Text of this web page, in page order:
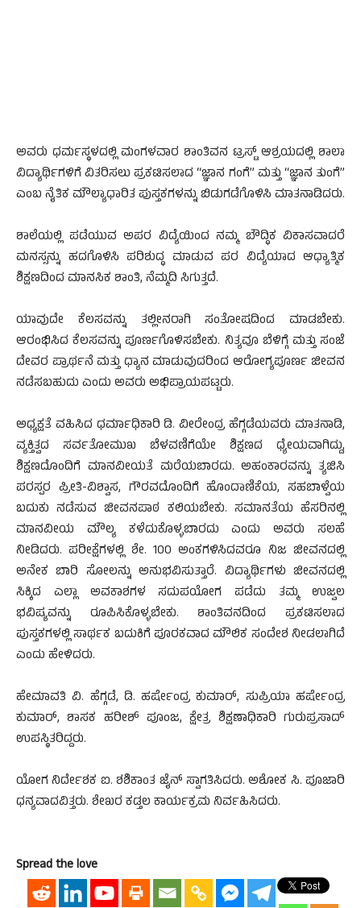
ಅವರು ಧರ್ಮಸ್ಥಳದಲ್ಲಿ ಮಂಗಳವಾರ ಶಾಂತಿವನ ಟ್ರಸ್ಟ್ ಆಶ್ರಯದಲ್ಲಿ ಶಾಲಾ
ವಿದ್ಯಾರ್ಥಿಗಳಿಗೆ ವಿತರಿಸಲು ಪ್ರಕಟಿಸಲಾದ “ಜ್ಞಾನ ಗಂಗೆ” ಮತ್ತು “ಜ್ಞಾನ ತುಂಗೆ”
ಎಂಬ ನೈತಿಕ ಮೌಲ್ಯಾಧಾರಿತ ಪುಸ್ತಕಗಳನ್ನು ಬಿಡುಗಡೆಗೊಳಿಸಿ ಮಾತನಾಡಿದರು.
ಶಾಲೆಯಲ್ಲಿ ಪಡೆಯುವ ಅಪರ ವಿದ್ಯೆಯಿಂದ ನಮ್ಮ ಬೌದ್ಧಿಕ ವಿಕಾಸವಾದರೆ
ಮನಸ್ಸನ್ನು ಹದಗೊಳಿಸಿ ಪರಿಶುದ್ಧ ಮಾಡುವ ಪರ ವಿದ್ಯೆಯಾದ ಆಧ್ಯಾತ್ಮಿಕ
ಶಿಕ್ಷಣದಿಂದ ಮಾನಸಿಕ ಶಾಂತಿ, ನೆಮ್ಮದಿ ಸಿಗುತ್ತದೆ.
ಯಾವುದೇ ಕೆಲಸವನ್ನು ತಲ್ಲೀನರಾಗಿ ಸಂತೋಷದಿಂದ ಮಾಡಬೇಕು.
ಆರಂಭಿಸಿದ ಕೆಲಸವನ್ನು ಪೂರ್ಣಗೊಳಿಸಬೇಕು. ನಿತ್ಯವೂ ಬೆಳಿಗ್ಗೆ ಮತ್ತು ಸಂಜೆ
ದೇವರ ಪ್ರಾರ್ಥನೆ ಮತ್ತು ಧ್ಯಾನ ಮಾಡುವುದರಿಂದ ಆರೋಗ್ಯಪೂರ್ಣ ಜೀವನ
ನಡೆಸಬಹುದು ಎಂದು ಅವರು ಅಭಿಪ್ರಾಯಪಟ್ಟರು.
ಅಧ್ಯಕ್ಷತೆ ವಹಿಸಿದ ಧರ್ಮಾಧಿಕಾರಿ ಡಿ. ವೀರೇಂದ್ರ ಹೆಗ್ಗಡೆಯವರು ಮಾತನಾಡಿ,
ವ್ಯಕ್ತಿತ್ವದ ಸರ್ವತೋಮುಖ ಬೆಳವಣಿಗೆಯೇ ಶಿಕ್ಷಣದ ಧ್ಯೇಯವಾಗಿದ್ದು,
ಶಿಕ್ಷಣದೊಂದಿಗೆ ಮಾನವೀಯತೆ ಮರೆಯಬಾರದು. ಅಹಂಕಾರವನ್ನು ತ್ಯಜಿಸಿ
ಪರಸ್ಪರ ಪ್ರೀತಿ-ವಿಶ್ವಾಸ, ಗೌರವದೊಂದಿಗೆ ಹೊಂದಾಣಿಕೆಯ, ಸಹಬಾಳ್ವೆಯ
ಬದುಕು ನಡೆಸುವ ಜೀವನಪಾಠ ಕಲಿಯಬೇಕು. ಸಮಾನತೆಯ ಹೆಸರಿನಲ್ಲಿ
ಮಾನವೀಯ ಮೌಲ್ಯ ಕಳೆದುಕೊಳ್ಳಬಾರದು ಎಂದು ಅವರು ಸಲಹೆ
ನೀಡಿದರು. ಪರೀಕ್ಷೆಗಳಲ್ಲಿ ಶೇ. 100 ಅಂಕಗಳಿಸಿದವರೂ ನಿಜ ಜೀವನದಲ್ಲಿ
ಅನೇಕ ಬಾರಿ ಸೋಲನ್ನು ಅನುಭವಿಸುತ್ತಾರೆ. ವಿದ್ಯಾರ್ಥಿಗಳು ಜೀವನದಲ್ಲಿ
ಸಿಕ್ಕಿದ ಎಲ್ಲಾ ಅವಕಾಶಗಳ ಸದುಪಯೋಗ ಪಡೆದು ತಮ್ಮ ಉಜ್ವಲ
ಭವಿಷ್ಯವನ್ನು ರೂಪಿಸಿಕೊಳ್ಳಬೇಕು. ಶಾಂತಿವನದಿಂದ ಪ್ರಕಟಿಸಲಾದ
ಪುಸ್ತಕಗಳಲ್ಲಿ ಸಾರ್ಥಕ ಬದುಕಿಗೆ ಪೂರಕವಾದ ಮೌಲಿಕ ಸಂದೇಶ ನೀಡಲಾಗಿದೆ
ಎಂದು ಹೇಳಿದರು.
ಹೇಮಾವತಿ ವಿ. ಹೆಗ್ಗಡೆ, ಡಿ. ಹರ್ಷೇಂದ್ರ ಕುಮಾರ್, ಸುಪ್ರಿಯಾ ಹರ್ಷೇಂದ್ರ
ಕುಮಾರ್, ಶಾಸಕ ಹರೀಶ್ ಪೂಂಜ, ಕ್ಷೇತ್ರ ಶಿಕ್ಷಣಾಧಿಕಾರಿ ಗುರುಪ್ರಸಾದ್
ಉಪಸ್ಥಿತರಿದ್ದರು.
ಯೋಗ ನಿರ್ದೇಶಕ ಐ. ಶಶಿಕಾಂತ ಜೈನ್ ಸ್ವಾಗತಿಸಿದರು. ಅಶೋಕ ಸಿ. ಪೂಜಾರಿ
ಧನ್ಯವಾದವಿತ್ತರು. ಶೇಖರ ಕಡ್ತಲ ಕಾರ್ಯಕ್ರಮ ನಿರ್ವಹಿಸಿದರು.
Spread the love